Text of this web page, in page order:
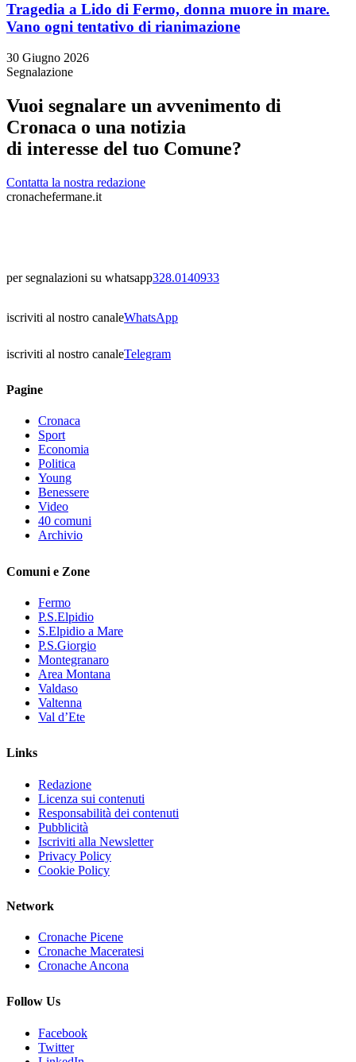
Tragedia a Lido di Fermo, donna muore in mare.
Vano ogni tentativo di rianimazione
30 Giugno 2026
Segnalazione
Vuoi segnalare un avvenimento di
Cronaca o una notizia
di interesse del tuo Comune?
Contatta la nostra redazione
cronachefermane.it
per segnalazioni su whatsapp328.0140933
iscriviti al nostro canaleWhatsApp
iscriviti al nostro canaleTelegram
Pagine
Cronaca
Sport
Economia
Politica
Young
Benessere
Video
40 comuni
Archivio
Comuni e Zone
Fermo
P.S.Elpidio
S.Elpidio a Mare
P.S.Giorgio
Montegranaro
Area Montana
Valdaso
Valtenna
Val d’Ete
Links
Redazione
Licenza sui contenuti
Responsabilità dei contenuti
Pubblicità
Iscriviti alla Newsletter
Privacy Policy
Cookie Policy
Network
Cronache Picene
Cronache Maceratesi
Cronache Ancona
Follow Us
Facebook
Twitter